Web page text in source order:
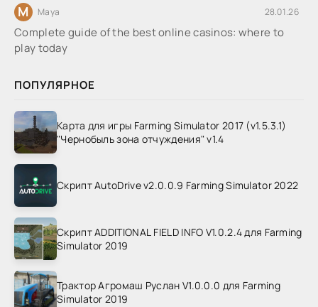
M Maya 28.01.26
Complete guide of the best online casinos: where to
play today
ПОПУЛЯРНОЕ
Карта для игры Farming Simulator 2017 (v1.5.3.1)
"Чернобыль зона отчуждения" v1.4
Скрипт AutoDrive v2.0.0.9 Farming Simulator 2022
Скрипт ADDITIONAL FIELD INFO V1.0.2.4 для Farming
Simulator 2019
Трактор Агромаш Руслан V1.0.0.0 для Farming
Simulator 2019